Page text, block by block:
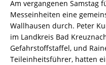
Am vergangenen Samstag
Messeinheiten eine
Wallhausen durch. Peter
im Landkreis Bad
Gefahrstoffstaffel, und
Teileinheitsführer, hatten